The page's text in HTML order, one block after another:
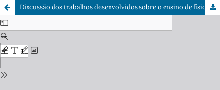
Discussão dos trabalhos desenvolvidos sobre o ensino de física no novo ensino médio brasileiro